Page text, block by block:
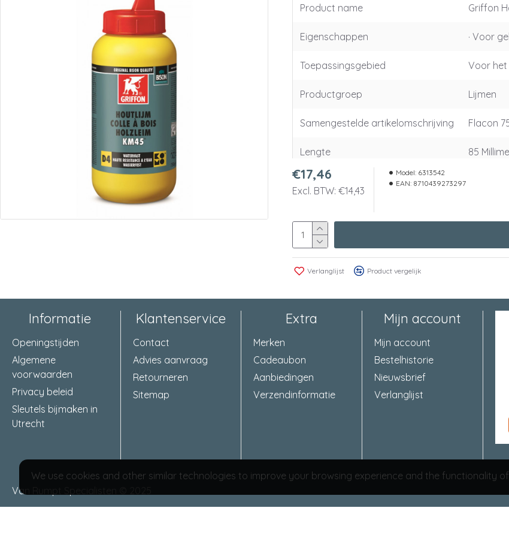
Product name
Griffon
Eigenschappen · Voor
Toepassingsgebied Voor het
Productgroep Lijmen
Samengestelde artikelomschrijving Flacon
Lengte 85
Breedte
Gewicht
Colli - lengte
Colli - breedte 179
Colli - hoogte
Colli - bruto gewicht 5,047
Kleur Wit
1.1
Verbruik 5-7 m²/
Temperatuurbestendigheid Van -
€17,46
Excl. BTW: €14,43
Model: 6313542
EAN: 8710439273297
Verlanglijst Product vergelijk
Informatie
Openingstijden
Algemene
voorwaarden
Privacy beleid
Sleutels bijmaken in
Utrecht
Klantenservice
Contact
Advies aanvraag
Retourneren
Sitemap
Extra
Merken
Cadeaubon
Aanbiedingen
Verzendinformatie
Mijn account
Mijn account
Bestelhistorie
Nieuwsbrief
Verlanglijst
Van Rumpt Specialisten © 2025
We use cookies and other similar technologies to improve your browsing experience and the functionality